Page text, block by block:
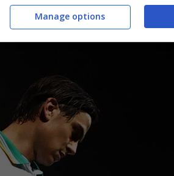
in corso per spaccare la partita.
Manage options